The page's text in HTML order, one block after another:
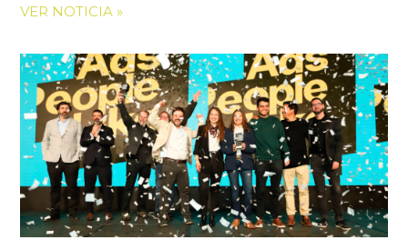
VER NOTICIA »